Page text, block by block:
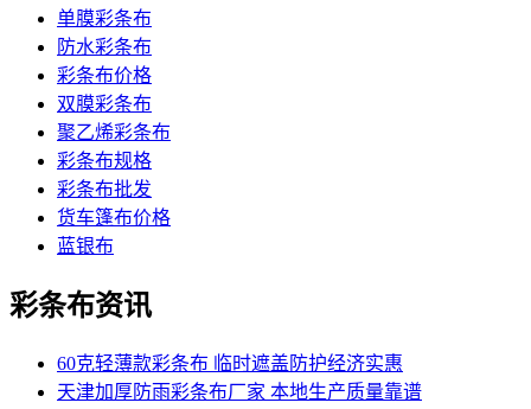
单膜彩条布
防水彩条布
彩条布价格
双膜彩条布
聚乙烯彩条布
彩条布规格
彩条布批发
货车篷布价格
蓝银布
彩条布资讯
60克轻薄款彩条布 临时遮盖防护经济实惠
天津加厚防雨彩条布厂家 本地生产质量靠谱